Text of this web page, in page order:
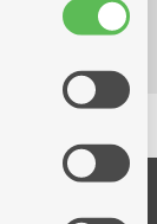
Sommige
die een
van onze
met andere